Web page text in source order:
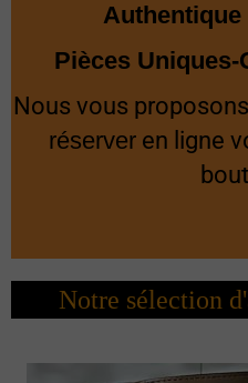
Authentique
Pièces Uniques-
Nous vous
réserveren ligne
Notre sélection